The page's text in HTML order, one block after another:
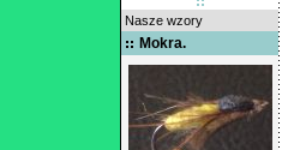
Nasze wzory
Mokra.